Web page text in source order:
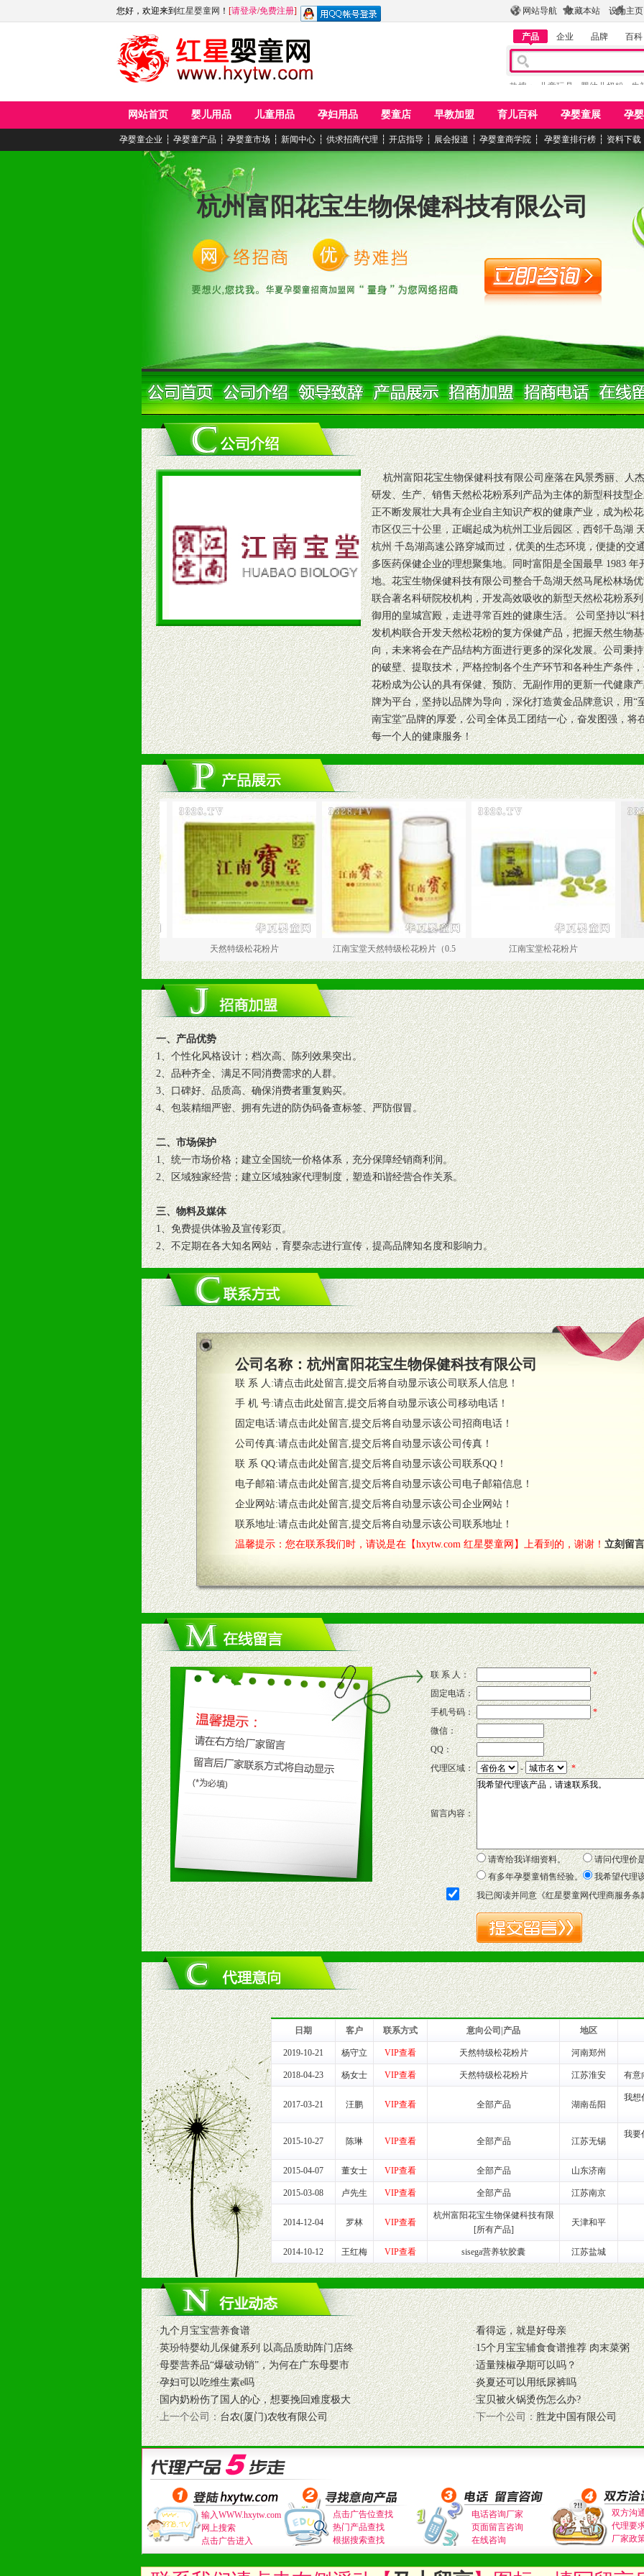
网站导航 收藏本站 设为主页
您好，欢迎来到 红星婴童网 ！ [请登录/免费注册]
产品 企业 品牌 百科
热搜： 儿童玩具 婴幼儿奶粉 牛
网站首页 婴儿用品 儿童用品 孕妇用品 婴童店 早教加盟 育儿百科 孕婴童展 孕
孕婴童企业 ┆ 孕婴童产品 ┆ 孕婴童市场 ┆ 新闻中心 ┆ 供求招商代理 ┆ 开店指导 ┆ 展会报道 ┆ 孕婴童商学院 ┆ 孕婴童排行榜 ┆ 资料下载
杭州富阳花宝生物保健科技有限公司
杭州富阳花宝生物保健科技有限公司座落在风景秀丽、人
研发、生产、销售天然松花粉系列产品为主体的新型科技型
正不断发展壮大具有企业自主知识产权的健康产业，成为松
市区仅三十公里，正崛起成为杭州工业后园区，西邻千岛湖
杭州 千岛湖高速公路穿城而过，优美的生态环境，便捷的交
多医药保健企业的理想聚集地。同时富阳是全国最早 1983
地。花宝生物保健科技有限公司整合千岛湖天然马尾松林场
联合著名科研院校机构，开发高效吸收的新型天然松花粉系
御用的皇城宫殿，走进寻常百姓的健康生活。 公司坚持以“
发机构联合开发天然松花粉的复方保健产品，把握天然生物
向，未来将会在产品结构方面进行更多的深化发展。公司秉
的破壁、提取技术，严格控制各个生产环节和各种生产条件
花粉成为公认的具有保健、预防、无副作用的更新一代健康
牌为平台，坚持以品牌为导向，深化打造黄金品牌意识，用“
南宝堂”品牌的厚爱，公司全体员工团结一心，奋发图强，将
每一个人的健康服务！
天然特级松花粉片 江南宝堂天然特级松花粉片（0.5 江南宝堂松花粉片
一、产品优势
1、个性化风格设计；档次高、陈列效果突出。
2、品种齐全、满足不同消费需求的人群。
3、口碑好、品质高、确保消费者重复购买。
4、包装精细严密、拥有先进的防伪码备查标签、严防假冒。
二、市场保护
1、统一市场价格；建立全国统一价格体系，充分保障经销商利润。
2、区域独家经营；建立区域独家代理制度，塑造和谐经营合作关系。
三、物料及媒体
1、免费提供体验及宣传彩页。
2、不定期在各大知名网站，育婴杂志进行宣传，提高品牌知名度和影响力。
3、根据地方实际情况提供销售喷绘画、促销架等销售道具。
四、市场操作及支持
1、根据区域市场协助制定具体营销策略。
2、根据具体情况公司给予必要市场支持。
3、根据市场需要，派驻区域销售人员全程跟踪服务，以确保产品顺利销售。
4、根据市场情况公司给予专职或兼职的业务代表及终端导购支持。
五、退换货制度
1、给予前期市场操作一定比例退换货政策。
2、对于临期，滞销品给予一定比例调换政策。
六、服务优势
1、完善的信息服务咨询中心：本着对代理商负责的态度，我们将及时回复您的疑问。
2、售后服务：突发性产品问题或消费者意见反馈，我们予以及时受理记录并合理妥善解决。
3、我们时刻整理各区销售情况，帮您诊断、分析市场，及时收编销售效果显着的案例，与您共商启动市场。
七、招商代理（全国各地）
1、认同我们的经营理念。
2、具备较好商业信誉和资金实力。
3、具备区域内良好的终端网点和销售渠道。
4、具备一定业务团队能力覆盖区域的流通渠道，孕婴童渠道，医药渠道并为之提供配送服务。
5、具备较强的市场操作意识，投入意识和配合意识。
八、品牌产品
1、不断提升品牌的知名度，美誉度。
2、不断开创新产品不断满足消费者的新需求及适应市场变化。
九、加盟优势
1、广告企划支持：产品手册、POP宣传画、三折页及宣传礼品全面配赠，免费提供软硬性平面广告、电台广
场武器。
2、市场保护支持：供优质产品，全套合法经营手续，采取统一底价供货、严格保证区域市场独占，杜绝串货
3、对代理商、经销商提供公司资执证明复印件，财务以帐单，税务发票，产品质量报告检测单，产品批号；
4、营销技术支持：因地制宜，采取方案，专家顾问团提供专柜、社区、HS、名人营销等各种模式市场实战操
5、返利奖励支持：累计进货奖励，年终完成任务返利。
6、售后服务支持：营销全程跟踪服务，提供企划、咨询、培训等企业售后服务。
7、退换货支持：诚信为本的退换货保障制度，使经销商市场操作全程无忧。
十、代理条件
1、拥有婴幼儿产品经销网络，营养品或保健食品相关渠道者。
2、认同公司产品及经营理念，有良好的商业道德，良好的商誉，良好的市场网络的公司及销售自然人。
3、严格按照统一最低渠道价格，统一最低零售价销售，保证良性的价格体系，保证均衡的利润体系。
4、具有一定的资金实力，良好的商业信誉，具备地理区位优势。
5、为维护区域经销商利益，不得窜货。
十一、公司支持
1、免费人员培训支持
由销售明星、业务拓展能手、专业营养师、儿童营养专家为客户提供包括销售、营养、售后服务等各项专业培
2、终端宣传品支持
提供全国统一的产品手册、妈妈手册、VI手册、专柜、POP终端宣传物料、多样化的促销物品、礼品等。
3、大型促销活动支持
根据市场开发需要，为代理商、经销商提供活动策划，物料支持、人员支持等。媒体宣传支持
专业的孕婴童媒体、杂志、直销目录等全国性投放，扩大产品体宣传支持
专业的孕婴童媒体、杂志、直销目录等全国性投放，扩大产品宣传，提高产品美誉度。
4、专业完善的售后服务支持
5、确保经销商相应区域内的独家垄断性经营权益。
6、实施经营管理支持，根据经销商销售情况派人员驻地指导。
7、严格控制价格的波动，并给予相应的政策，充分保证经销产品丰厚的利润空间和市场经营的高额回报。
8、提供合理的退换货保障制度，保证经销商合作零风险。
9、及时有力的推出各种终端促销活动来帮助经销商启动和拉动市场销售，提供终端物料及宣传促销用品的支
拉宝、海报、试用装等）
10、提供信息支持，使经销商商融入公司经营中，充分了解来自公司的行销计划，产品的发展，以及行业市场
11、提供方便、快捷、灵活、安全、高效和准确的后勤配送物。
12、不断寻求国际前缘产品，完善母婴、儿童产品品类，为中国妈妈、宝宝提供完善的营养健康产品和宣传
和终端客户提供更好的支持和服务。
十二、加盟方法
1、通过电话、邮件、网上留言等方式与我公司相关负责人取得联系。
2、与我公司相关人员取得联系之后需详细阅读公司有关制度以及合作加盟流程。
3、加盟者也可到我公司实地考察，合作洽谈。
公司名称：杭州富阳花宝生物保健科技有限公司
联 系 人:请点击此处留言,提交后将自动显示该公司联系人信息！
手 机 号:请点击此处留言,提交后将自动显示该公司移动电话！
固定电话:请点击此处留言,提交后将自动显示该公司招商电话！
公司传真:请点击此处留言,提交后将自动显示该公司传真！
联 系 QQ:请点击此处留言,提交后将自动显示该公司联系QQ！
电子邮箱:请点击此处留言,提交后将自动显示该公司电子邮箱信息！
企业网站:请点击此处留言,提交后将自动显示该公司企业网站！
联系地址:请点击此处留言,提交后将自动显示该公司联系地址！
温馨提示：您在联系我们时，请说是在【hxytw.com 红星婴童网】上看到的，谢谢！ 立刻留言
联 系 人：
*
固定电话：
手机号码：
*
微信：
QQ：
代理区域：
- *
留言内容：
请寄给我详细资料。
请问代理价
有多年孕婴童销售经验。
我希望代理
我已阅读并同意《红星婴童网代理商服务条
日期 客户 联系方式 意向公司|产品 地区
2019-10-21 杨守立 VIP查看 天然特级松花粉片 河南郑州
2018-04-23 杨女士 VIP查看 天然特级松花粉片 江苏淮安 有意
2017-03-21 汪鹏 VIP查看 全部产品 湖南岳阳
我想
2015-10-27 陈琳 VIP查看 全部产品 江苏无锡
我要
2015-04-07 董女士 VIP查看 全部产品 山东济南
2015-03-08 卢先生 VIP查看 全部产品 江苏南京
2014-12-04 罗林 VIP查看
杭州富阳花宝生物保健科技有限
[所有产品]
天津和平
2014-10-12 王红梅 VIP查看 sisega营养软胶囊 江苏盐城
·九个月宝宝营养食谱 ·看得远，就是好母亲
·英玢特婴幼儿保健系列 以高品质助阵门店终 ·15个月宝宝辅食食谱推荐 肉末菜粥
·母婴营养品“爆破动销”，为何在广东母婴市 ·适量辣椒孕期可以吗？
·孕妇可以吃维生素e吗 ·炎夏还可以用纸尿裤吗
·国内奶粉伤了国人的心，想要挽回难度极大 ·宝贝被火锅烫伤怎么办?
·上一个公司：台农(厦门)农牧有限公司 ·下一个公司：胜龙中国有限公司
输入WWW.hxytw.com
网上搜索
点击广告进入
点击广告位查找
热门产品查找
根据搜索查找
电话咨询厂家
页面留言咨询
在线咨询
双方沟
代理要
厂家政